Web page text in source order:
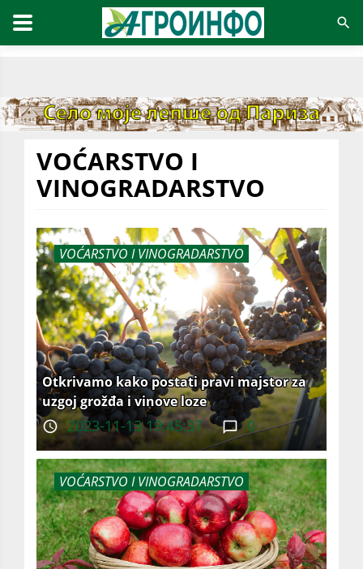
VOĆARSTVO I
VINOGRADARSTVO
VOĆARSTVO I VINOGRADARSTVO
Otkrivamo kako postati pravi majstor za
uzgoj grožđa i vinove loze
2023-11-13 19:45:37 0
VOĆARSTVO I VINOGRADARSTVO